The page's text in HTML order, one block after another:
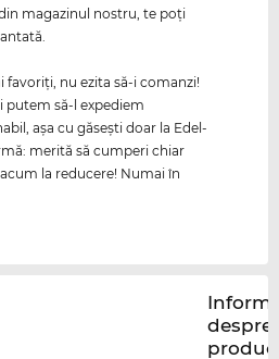
magazinul nostru, te poți
favoriţi, nu ezita să-i comanzi!
putem să-l expediem
aşa cu găseşti doar la Edel-
merită să cumperi chiar
la reducere! Numai în
despre